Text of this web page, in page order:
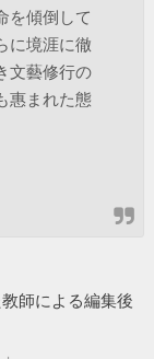
を傾倒して
に境涯に徹
文藝修行の
惠まれた態
師による編集後